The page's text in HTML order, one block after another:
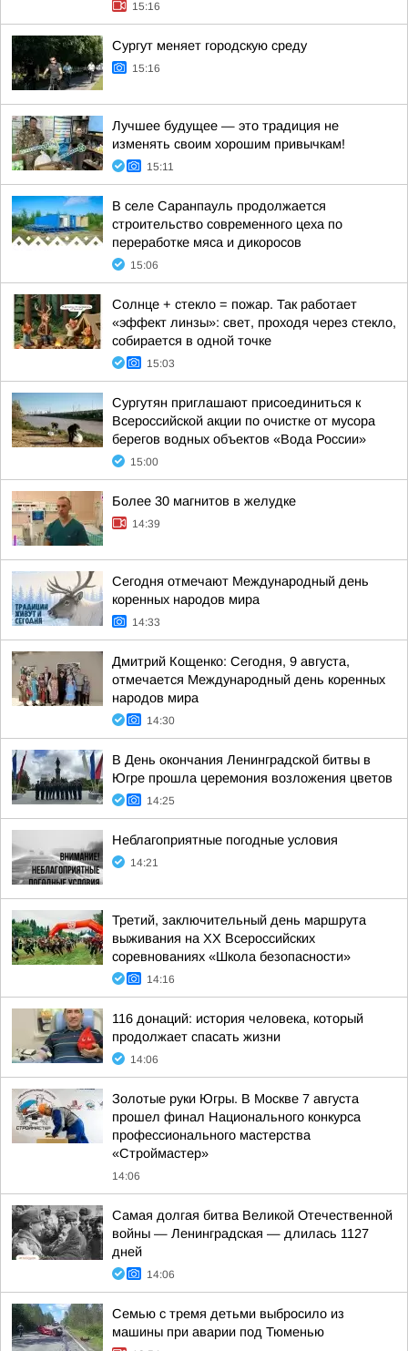
15:16
Сургут меняет городскую среду
15:16
Лучшее будущее — это традиция не
изменять своим хорошим привычкам!
15:11
В селе Саранпауль продолжается
строительство современного цеха по
переработке мяса и дикоросов
15:06
Солнце + стекло = пожар. Так работает
«эффект линзы»: свет, проходя через стекло,
собирается в одной точке
15:03
Сургутян приглашают присоединиться к
Всероссийской акции по очистке от мусора
берегов водных объектов «Вода России»
15:00
Более 30 магнитов в желудке
14:39
Сегодня отмечают Международный день
коренных народов мира
14:33
Дмитрий Кощенко: Сегодня, 9 августа,
отмечается Международный день коренных
народов мира
14:30
В День окончания Ленинградской битвы в
Югре прошла церемония возложения цветов
14:25
Неблагоприятные погодные условия
14:21
Третий, заключительный день маршрута
выживания на XX Всероссийских
соревнованиях «Школа безопасности»
14:16
116 донаций: история человека, который
продолжает спасать жизни
14:06
Золотые руки Югры. В Москве 7 августа
прошел финал Национального конкурса
профессионального мастерства
«Строймастер»
14:06
Самая долгая битва Великой Отечественной
войны — Ленинградская — длилась 1127
дней
14:06
Семью с тремя детьми выбросило из
машины при аварии под Тюменью